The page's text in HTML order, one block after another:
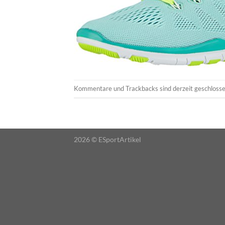
Kommentare und Trackbacks sind derzeit
2026 © ESportArtikel